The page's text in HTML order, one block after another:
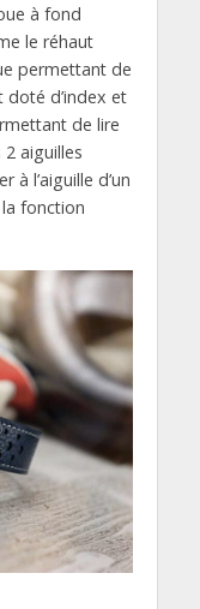
à fond
le réhaut
permettant de
doté d’index et
de lire
2 aiguilles
l’aiguille d’un
fonction